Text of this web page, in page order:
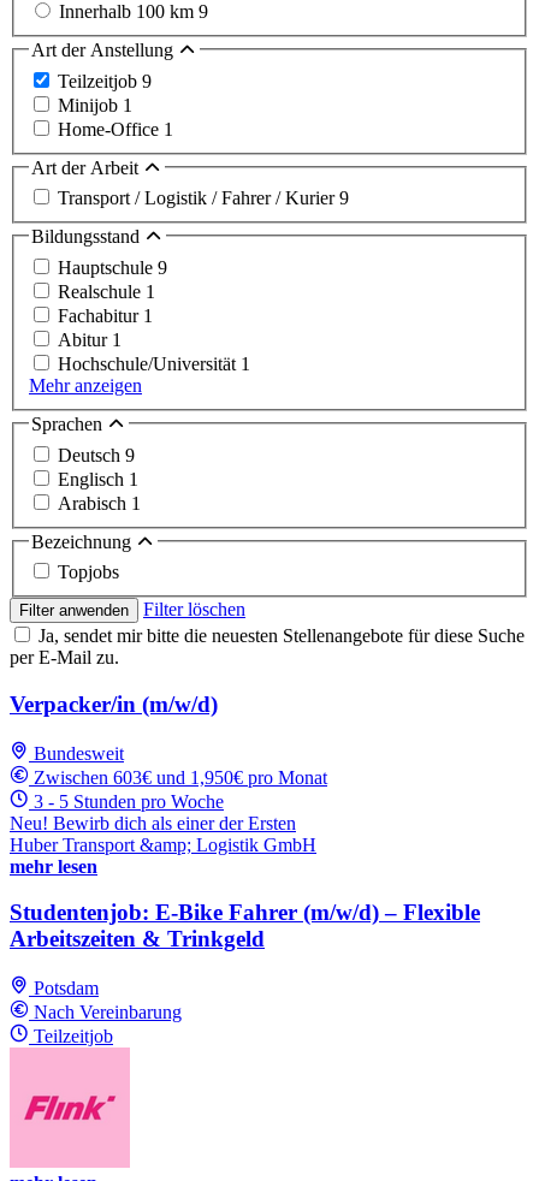
Innerhalb 100 km 9
Art der Anstellung
Teilzeitjob 9
Minijob 1
Home-Office 1
Art der Arbeit
Transport / Logistik / Fahrer / Kurier9
Bildungsstand
Hauptschule 9
Realschule 1
Fachabitur 1
Abitur 1
Hochschule/Universität 1
Mehr anzeigen
Sprachen
Deutsch 9
Englisch 1
Arabisch 1
Bezeichnung
Topjobs
Filter anwenden
Filter löschen
Ja, sendet mir bitte die neuesten Stellenangebote für diese Suche
per E-Mail zu.
Verpacker/in (m/w/d)
Bundesweit
Zwischen 603€ und 1,950€ pro Monat
3 - 5 Stunden pro Woche
Neu! Bewirb dich als einer der Ersten
Huber Transport &amp; Logistik GmbH
mehr lesen
Studentenjob: E-Bike Fahrer (m/w/d) – Flexible
Arbeitszeiten & Trinkgeld
Potsdam
Nach Vereinbarung
Teilzeitjob